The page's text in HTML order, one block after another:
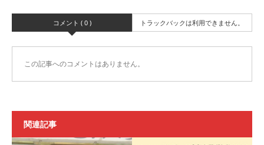
コメント ( 0 ) トラックバックは利用できません。
この記事へのコメントはありません。
関連記事